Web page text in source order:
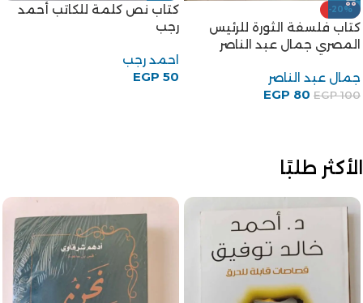
-20%
كتاب فلسفة الثورة للرئيس
المصري جمال عبد الناصر
جمال عبد الناصر
EGP100
EGP 80
كتاب نص كلمة للكاتب أحمد
رجب
احمد رجب
EGP 50
الأكثر طلبًا